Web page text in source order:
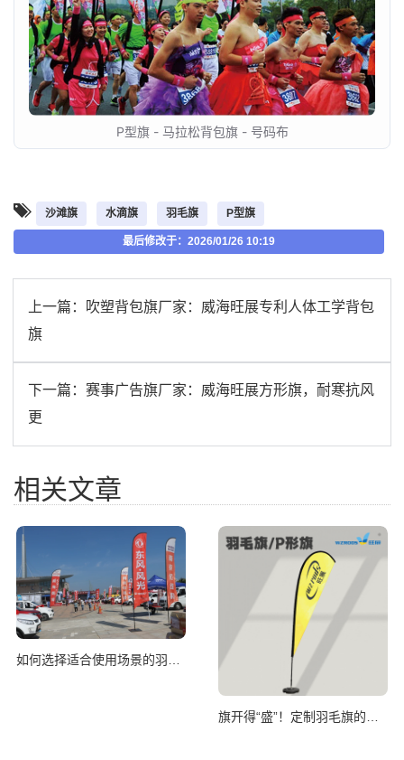
P型旗 - 马拉松背包旗 - 号码布
沙滩旗 水滴旗 羽毛旗 P型旗
最后修改于：2026/01/26 10:19
上一篇：
吹塑背包旗厂家：威海旺展专利人体工学背包
旗
下一篇： 赛事广告旗厂家：威海旺展方形旗，耐寒抗风
更
相关文章